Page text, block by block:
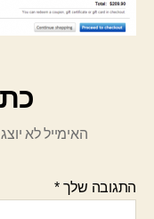
האימייל לא
התגובה שלך*